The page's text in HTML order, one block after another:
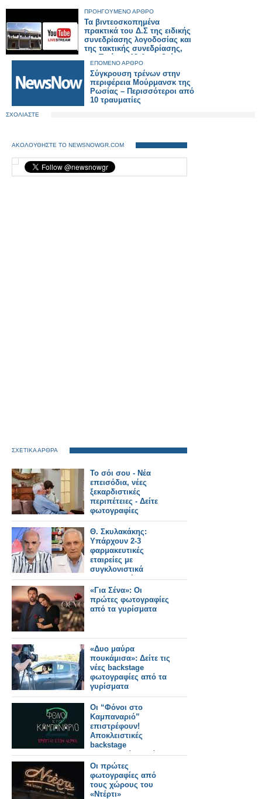
ΠΡΟΗΓΟΥΜΕΝΟ ΑΡΘΡΟ
Τα βιντεοσκοπημένα
πρακτικά του Δ.Σ της ειδικής
συνεδρίασης λογοδοσίας και
της τακτικής συνεδρίασης,
την Τετάρτη 18 Δεκεμβρίου.
ΕΠΟΜΕΝΟ ΑΡΘΡΟ
Σύγκρουση τρένων στην
περιφέρεια Μούρμανσκ της
Ρωσίας – Περισσότεροι από
10 τραυματίες
ΣΧΟΛΙΑΣΤΕ
ΑΚΟΛΟΥΘΗΣΤΕ ΤΟ NEWSNOWGR.COM
ΣΧΕΤΙΚΑ ΑΡΘΡΑ
Το σόι σου - Νέα
επεισόδια, νέες
ξεκαρδιστικές
περιπέτειες - Δείτε
φωτογραφίες
Θ. Σκυλακάκης:
Υπάρχουν 2-3
φαρμακευτικές
εταιρείες με
συγκλονιστικά
παραβατική
συμπεριφορά –
Κάποια πρέπει να
τιμωρηθεί
«Για Σένα»: Οι
πρώτες φωτογραφίες
από τα γυρίσματα
«Δυο μαύρα
πουκάμισα»: Δείτε τις
νέες backstage
φωτογραφίες από τα
γυρίσματα
Οι “Φόνοι στο
Καμπαναριό”
επιστρέφουν!
Αποκλειστικές
backstage
φωτογραφίες από τα
γυρίσματα!
Οι πρώτες
φωτογραφίες από
τους χώρους του
«Ντέρτι»